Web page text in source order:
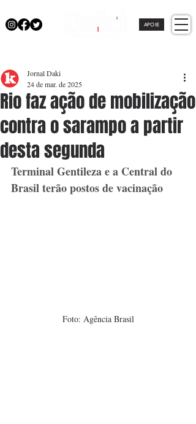
APOIE
Rio faz ação de mobilização
contra o sarampo a partir
desta segunda
Jornal Daki
24 de mar. de 2025
Terminal Gentileza e a Central do
Brasil terão postos de vacinação
Foto: Agência Brasil